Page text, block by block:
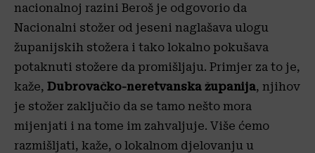
nacionalnoj razini Beroš je odgovorio da
Nacionalni stožer od jeseni naglašava ulogu
županijskih stožera i tako lokalno pokušava
potaknuti stožere da promišljaju. Primjer za to je,
kaže, Dubrovačko-neretvanska županija, njihov
je stožer zaključio da se tamo nešto mora
mijenjati i na tome im zahvaljuje. Više ćemo
razmišljati, kaže, o lokalnom djelovanju u